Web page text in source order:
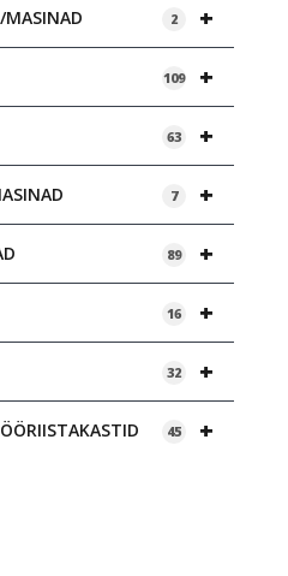
+
2
+
109
+
63
+
7
+
89
+
16
+
32
+
45